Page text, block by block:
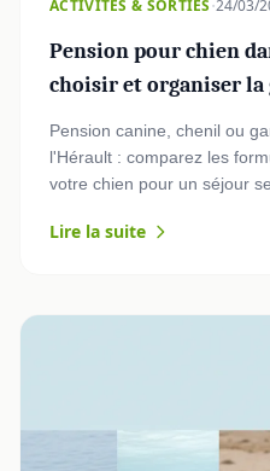
ACTIVITÉS & SORTIES·24/03/
Pension pour chien
choisir et organiser la
Pension canine, chenil ou
l'Hérault : comparez les
votre chien pour un séjour
Lire la suite